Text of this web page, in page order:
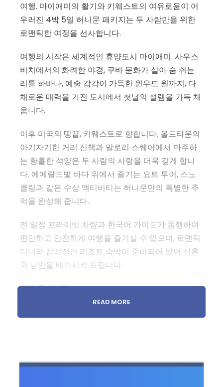
여행. 마이애미의 활기와 키웨스트의 여유로움이 어
우러진 4박 5일 허니문 패키지는 두 사람만을 위한
로맨틱한 여정을 선사합니다.
여행의 시작은 세계적인 휴양도시 마이애미. 사우스
비치에서의 화려한 야경, 쿠바 문화가 살아 숨 쉬는
리틀 하바나, 예술 감각이 가득한 윈우드 월까지, 다
채로운 매력을 가진 도시에서 첫날의 설렘을 가득 채
웁니다.
이후 미국의 땅끝, 키웨스트로 향합니다. 올드타운의
아기자기한 거리 산책과 말로리 스퀘어에서 마주하
는 황홀한 석양은 두 사람의 사랑을 더욱 깊게 합니
다. 에메랄드빛 바다 위에서 즐기는 요트 투어, 스노
클링과 같은 수상 액티비티는 허니문만의 특별한 추
억을 완성해 줍니다.
전 일정 프라이빗 차량과 한국어 가이드가 동행하여
편안하고 안전하게 여행을 즐기실 수 있으며, 로맨틱
디너와 감각적인 리조트 숙박이 준비되어 있어 신혼
의 낭만을 배가시켜 드립니다.
견적 문의바람
READ MORE